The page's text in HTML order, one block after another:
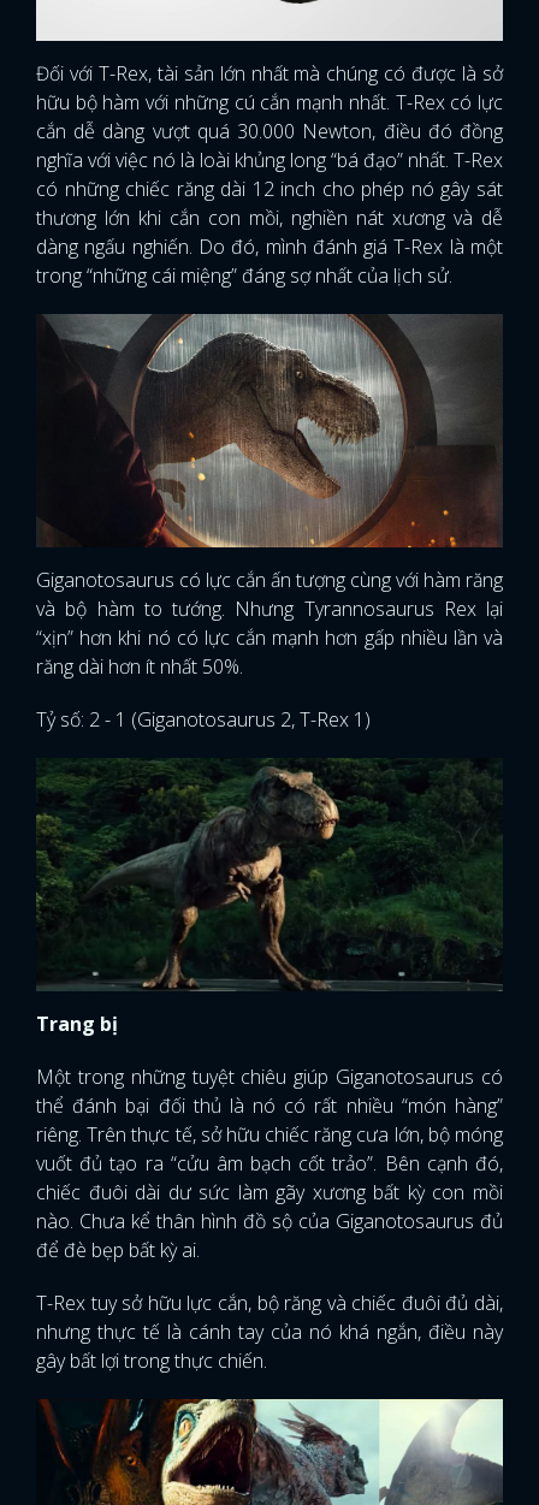
Đối với T-Rex, tài sản lớn nhất mà chúng có được là sở
hữu bộ hàm với những cú cắn mạnh nhất. T-Rex có lực
cắn dễ dàng vượt quá 30.000 Newton, điều đó đồng
nghĩa với việc nó là loài khủng long “bá đạo” nhất. T-Rex
có những chiếc răng dài 12 inch cho phép nó gây sát
thương lớn khi cắn con mồi, nghiền nát xương và dễ
dàng ngấu nghiến. Do đó, mình đánh giá T-Rex là một
trong “những cái miệng” đáng sợ nhất của lịch sử.
Giganotosaurus có lực cắn ấn tượng cùng với hàm răng
và bộ hàm to tướng. Nhưng Tyrannosaurus Rex lại
“xịn” hơn khi nó có lực cắn mạnh hơn gấp nhiều lần và
răng dài hơn ít nhất 50%.
Tỷ số: 2 - 1 (Giganotosaurus 2, T-Rex 1)
Trang bị
Một trong những tuyệt chiêu giúp Giganotosaurus có
thể đánh bại đối thủ là nó có rất nhiều “món hàng”
riêng. Trên thực tế, sở hữu chiếc răng cưa lớn, bộ móng
vuốt đủ tạo ra “cửu âm bạch cốt trảo”. Bên cạnh đó,
chiếc đuôi dài dư sức làm gãy xương bất kỳ con mồi
nào. Chưa kể thân hình đồ sộ của Giganotosaurus đủ
để đè bẹp bất kỳ ai.
T-Rex tuy sở hữu lực cắn, bộ răng và chiếc đuôi đủ dài,
nhưng thực tế là cánh tay của nó khá ngắn, điều này
gây bất lợi trong thực chiến.